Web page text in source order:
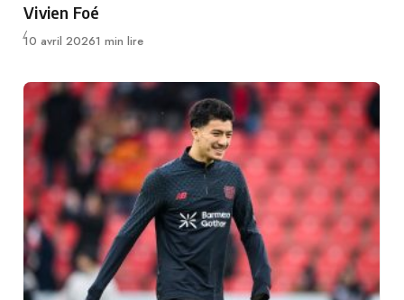
Vivien Foé
Publié
10 avril 20261 min lire